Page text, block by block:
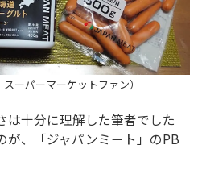
ーパーマーケットファン）
十分に理解した筆者でした
が、「ジャパンミート」のPB